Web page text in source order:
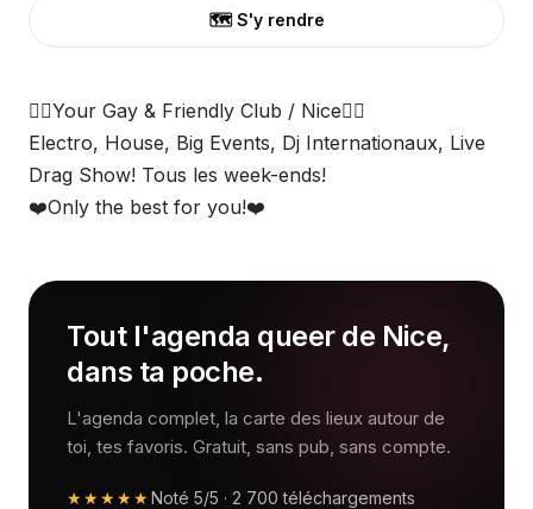
🗺️ S'y rendre
🏳️‍🌈Your Gay & Friendly Club / Nice🏳️‍🌈
Electro, House, Big Events, Dj Internationaux, Live
Drag Show! Tous les week-ends!
❤️Only the best for you!❤️
Tout l'agenda queer de Nice,
dans ta poche.
L'agenda complet, la carte des lieux autour de
toi, tes favoris. Gratuit, sans pub, sans compte.
★★★★★Noté 5/5 · 2 700 téléchargements